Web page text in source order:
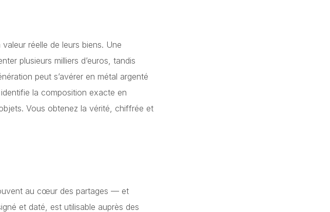
réelle de leurs biens. Une
plusieurs milliers d’euros, tandis
peut s’avérer en métal argenté
identifie la composition exacte en
Vous obtenez la vérité, chiffrée et
au cœur des partages — et
et daté, est utilisable auprès des